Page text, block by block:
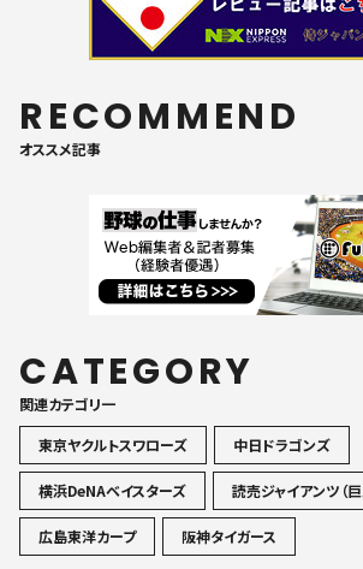
RECOMMEND
オススメ記事
CATEGORY
関連カテゴリ一
東京ヤクルトスワローズ
中日ドラゴンズ
横浜DeNAベイスターズ 読売ジャイアンツ（巨
広島東洋カープ 阪神タイガース